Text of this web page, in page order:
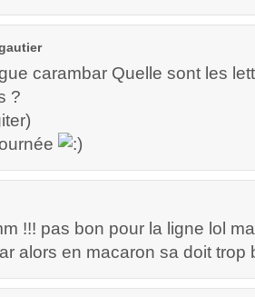
carambar Quelle sont les
?
!!! pas bon pour la ligne lol
alors en macaron sa doit trop